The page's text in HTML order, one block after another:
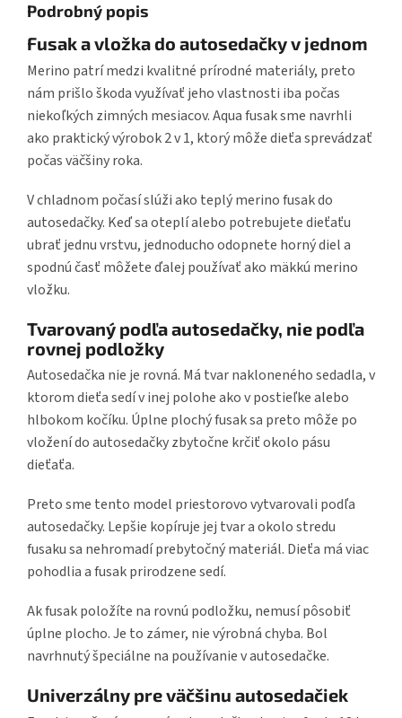
Podrobný popis
Fusak a vložka do autosedačky v jednom
Merino patrí medzi kvalitné prírodné materiály, preto
nám prišlo škoda využívať jeho vlastnosti iba počas
niekoľkých zimných mesiacov. Aqua fusak sme navrhli
ako praktický výrobok 2 v 1, ktorý môže dieťa sprevádzať
počas väčšiny roka.
V chladnom počasí slúži ako teplý merino fusak do
autosedačky. Keď sa oteplí alebo potrebujete dieťaťu
ubrať jednu vrstvu, jednoducho odopnete horný diel a
spodnú časť môžete ďalej používať ako mäkkú merino
vložku.
Tvarovaný podľa autosedačky, nie podľa
rovnej podložky
Autosedačka nie je rovná. Má tvar nakloneného sedadla, v
ktorom dieťa sedí v inej polohe ako v postieľke alebo
hlbokom kočíku. Úplne plochý fusak sa preto môže po
vložení do autosedačky zbytočne krčiť okolo pásu
dieťaťa.
Preto sme tento model priestorovo vytvarovali podľa
autosedačky. Lepšie kopíruje jej tvar a okolo stredu
fusaku sa nehromadí prebytočný materiál. Dieťa má viac
pohodlia a fusak prirodzene sedí.
Ak fusak položíte na rovnú podložku, nemusí pôsobiť
úplne plocho. Je to zámer, nie výrobná chyba. Bol
navrhnutý špeciálne na používanie v autosedačke.
Univerzálny pre väčšinu autosedačiek